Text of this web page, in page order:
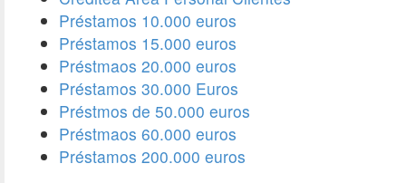
Préstamos 10.000 euros
Préstamos 15.000 euros
Préstmaos 20.000 euros
Préstamos 30.000 Euros
Préstmos de 50.000 euros
Préstmaos 60.000 euros
Préstamos 200.000 euros